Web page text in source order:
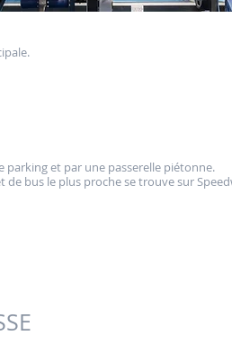
parking et par une passerelle piétonne.
bus le plus proche se trouve sur